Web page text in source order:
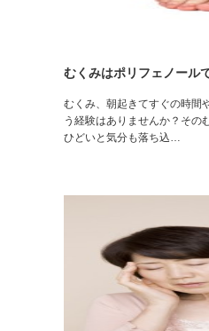
むくみはポリフェノール
むくみ、朝起きてすぐの時間
う経験はありませんか？その
ひどいと気分も落ち込…